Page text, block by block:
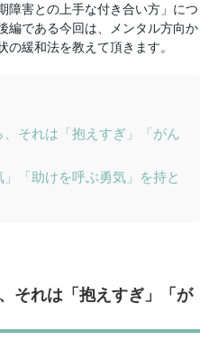
障害との上手な付き合い方」につ
編である今回は、メンタル方向か
の緩和法を教えて頂きます。
それは「抱えすぎ」「がん
」「助けを呼ぶ勇気」を持と
それは「抱えすぎ」「が